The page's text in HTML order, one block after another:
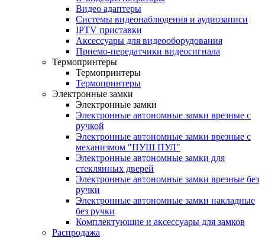
Видео адаптеры
Системы видеонаблюдения и аудиозаписи
IPTV приставки
Аксессуары для видеооборудования
Приемо-передатчики видеосигнала
Термопринтеры
Термопринтеры
Термопринтеры
Электронные замки
Электронные замки
Электронные автономные замки врезные с
ручкой
Электронные автономные замки врезные с
механизмом "ПУШ ПУЛ"
Электронные автономные замки для
стеклянных дверей
Электронные автономные замки врезные без
ручки
Электронные автономные замки накладные
без ручки
Комплектующие и аксессуары для замков
Распродажа